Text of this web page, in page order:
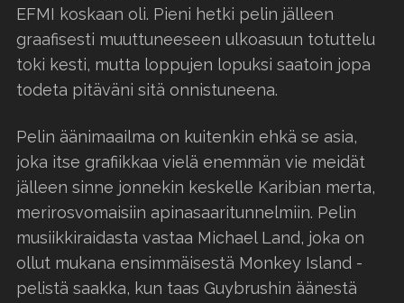
EFMI koskaan oli. Pieni hetki pelin jälleen
graafisesti muuttuneeseen ulkoasuun totuttelu
toki kesti, mutta loppujen lopuksi saatoin jopa
todeta pitäväni sitä onnistuneena.
Pelin äänimaailma on kuitenkin ehkä se asia,
joka itse grafiikkaa vielä enemmän vie meidät
jälleen sinne jonnekin keskelle Karibian merta,
merirosvomaisiin apinasaaritunnelmiin. Pelin
musiikkiraidasta vastaa Michael Land, joka on
ollut mukana ensimmäisestä Monkey Island -
pelistä saakka, kun taas Guybrushin äänestä